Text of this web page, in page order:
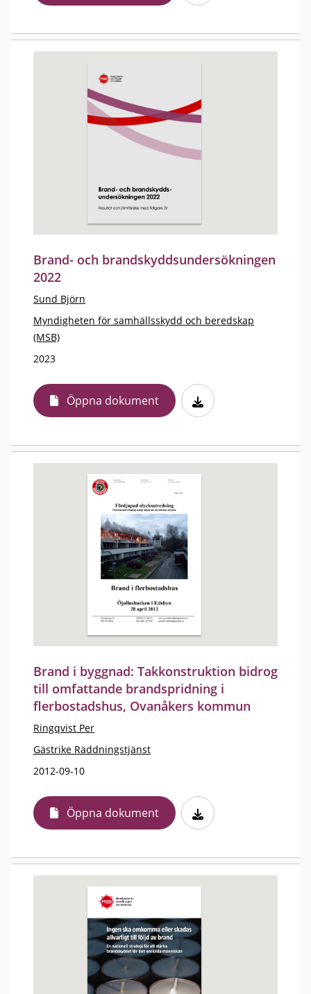
Brand- och brandskyddsundersökningen
2022
Sund Björn
Myndigheten för samhällsskydd och beredskap
(MSB)
2023
Öppna dokument
Brand i byggnad: Takkonstruktion bidrog
till omfattande brandspridning i
flerbostadshus, Ovanåkers kommun
Ringqvist Per
Gästrike Räddningstjänst
2012-09-10
Öppna dokument